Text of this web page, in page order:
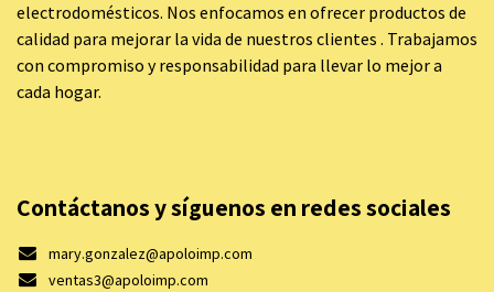
electrodomésticos. Nos enfocamos en ofrecer productos de
calidad para mejorar la vida de nuestros clientes . Trabajamos
con compromiso y responsabilidad para llevar lo mejor a
cada hogar.
Contáctanos y síguenos en redes sociales
mary.gonzalez@apoloimp.com
ventas3@apoloimp.com